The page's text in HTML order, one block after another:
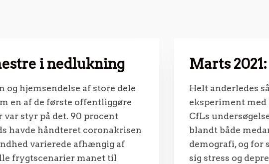
i nedlukning
hjemsendelse af store dele
en af de første offentliggøre
var styr på det. 90 procent
havde håndteret coronakrisen
varierede afhængig af
frygtscenarier manet til
Marts
Helt anderledes
eksperiment med
CfLs
blandt både
demografi, og
sig stress og